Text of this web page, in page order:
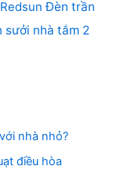
Đèn trần
sưởi nhà tắm 2
nhà nhỏ?
điều hòa